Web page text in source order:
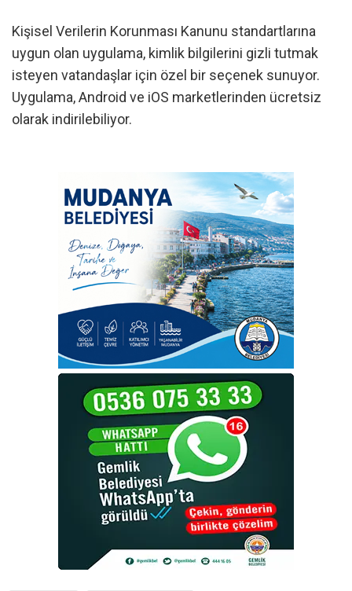
Kişisel Verilerin Korunması Kanunu standartlarına
uygun olan uygulama, kimlik bilgilerini gizli tutmak
isteyen vatandaşlar için özel bir seçenek sunuyor.
Uygulama, Android ve iOS marketlerinden ücretsiz
olarak indirilebiliyor.